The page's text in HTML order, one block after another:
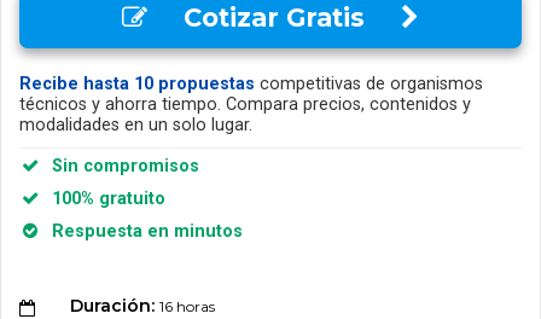
Cotizar Gratis
Recibe hasta 10 propuestas competitivas de organismos
técnicos y ahorra tiempo. Compara precios, contenidos y
modalidades en un solo lugar.
Sin compromisos
100% gratuito
Respuesta en minutos
Duración: 16 horas